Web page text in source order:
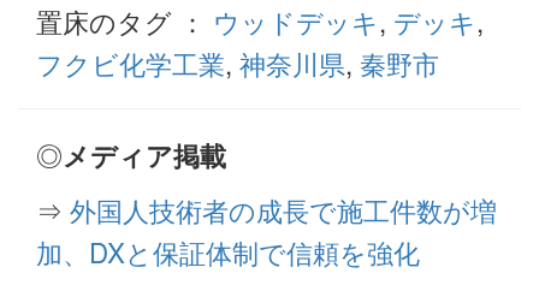
置床のタグ ： ウッドデッキ, デッキ,
フクビ化学工業, 神奈川県, 秦野市
◎メディア掲載
⇒ 外国人技術者の成長で施工件数が増
加、DXと保証体制で信頼を強化